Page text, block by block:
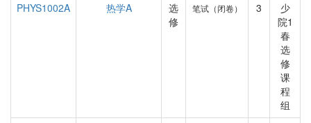
PHYS1002A
热学A
选
修
笔试（闭卷） 3
少
院1
春
选
修
课
程
组